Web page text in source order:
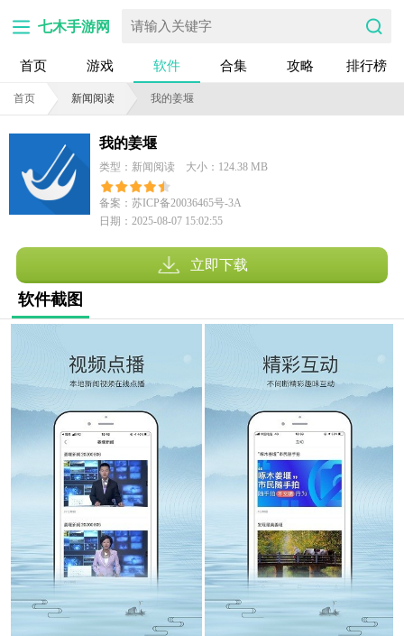
七木手游网
首页 游戏 软件 合集 攻略 排行榜
首页 新闻阅读 我的姜堰
我的姜堰
类型：新闻阅读 大小：124.38 MB
备案：苏ICP备20036465号-3A
日期：2025-08-07 15:02:55
立即下载
软件截图